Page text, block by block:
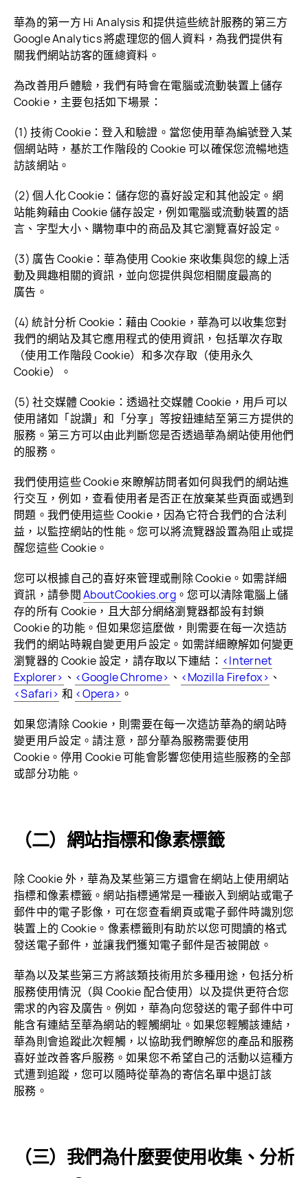
華為的第一方 Hi Analysis 和提供這些統計服務的第三方
Google Analytics 將處理您的個人資料，為我們提供有
關我們網站訪客的匯總資料。
為改善用戶體驗，我們有時會在電腦或流動裝置上儲存
Cookie，主要包括如下場景：
(1) 技術 Cookie：登入和驗證。當您使用華為編號登入某
個網站時，基於工作階段的 Cookie 可以確保您流暢地造
訪該網站。
(2) 個人化 Cookie：儲存您的喜好設定和其他設定。網
站能夠藉由 Cookie 儲存設定，例如電腦或流動裝置的語
言、字型大小、購物車中的商品及其它瀏覽喜好設定。
(3) 廣告 Cookie：華為使用 Cookie 來收集與您的線上活
動及興趣相關的資訊，並向您提供與您相關度最高的
廣告。
(4) 統計分析 Cookie：藉由 Cookie，華為可以收集您對
我們的網站及其它應用程式的使用資訊，包括單次存取
（使用工作階段 Cookie）和多次存取（使用永久
Cookie）。
(5) 社交媒體 Cookie：透過社交媒體 Cookie，用戶可以
使用諸如「說讚」和「分享」等按鈕連結至第三方提供的
服務。第三方可以由此判斷您是否透過華為網站使用他們
的服務。
我們使用這些 Cookie 來瞭解訪問者如何與我們的網站進
行交互，例如，查看使用者是否正在放棄某些頁面或遇到
問題。我們使用這些 Cookie，因為它符合我們的合法利
益，以監控網站的性能。您可以將流覽器設置為阻止或提
醒您這些 Cookie。
您可以根據自己的喜好來管理或刪除 Cookie。如需詳細
資訊，請參閱AboutCookies.org。您可以清除電腦上儲
存的所有 Cookie，且大部分網絡瀏覽器都設有封鎖
Cookie 的功能。但如果您這麼做，則需要在每一次造訪
我們的網站時親自變更用戶設定。如需詳細瞭解如何變更
瀏覽器的 Cookie 設定，請存取以下連結： <Internet
Explorer> 、 <Google Chrome> 、 <Mozilla Firefox> 、
<Safari> 和 <Opera> 。
如果您清除 Cookie，則需要在每一次造訪華為的網站時
變更用戶設定。請注意，部分華為服務需要使用
Cookie。停用 Cookie 可能會影響您使用這些服務的全部
或部分功能。
（二）網站指標和像素標籤
除 Cookie 外，華為及某些第三方還會在網站上使用網站
指標和像素標籤。網站指標通常是一種嵌入到網站或電子
郵件中的電子影像，可在您查看網頁或電子郵件時識別您
裝置上的 Cookie。像素標籤則有助於以您可閱讀的格式
發送電子郵件，並讓我們獲知電子郵件是否被開啟。
華為以及某些第三方將該類技術用於多種用途，包括分析
服務使用情況（與 Cookie 配合使用）以及提供更符合您
需求的內容及廣告。例如，華為向您發送的電子郵件中可
能含有連結至華為網站的輕觸網址。如果您輕觸該連結，
華為則會追蹤此次輕觸，以協助我們瞭解您的產品和服務
喜好並改善客戶服務。如果您不希望自己的活動以這種方
式遭到追蹤，您可以隨時從華為的寄信名單中退訂該
服務。
（三）我們為什麼要使用收集、分析